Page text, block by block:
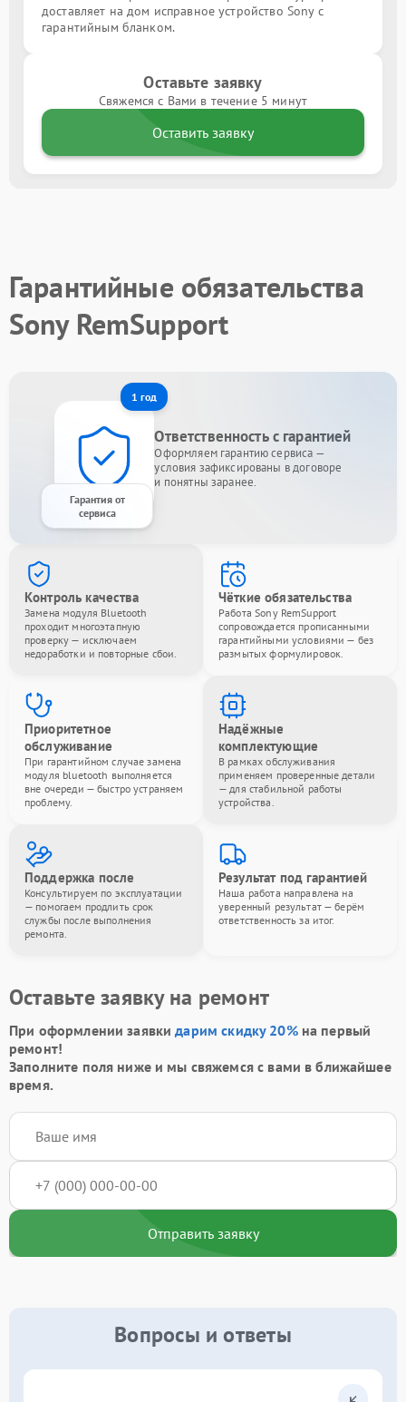
доставляет на дом исправное устройство Sony с
гарантийным бланком.
Оставьте заявку
Свяжемся с Вами в течение 5 минут
Оставить заявку
Гарантийные обязательства
Sony RemSupport
1 год
Гарантия от
сервиса
Ответственность с гарантией
Оформляем гарантию сервиса —
условия зафиксированы в договоре
и понятны заранее.
Контроль качества
Замена модуля Bluetooth
проходит многоэтапную
проверку — исключаем
недоработки и повторные сбои.
Чёткие обязательства
Работа Sony RemSupport
сопровождается прописанными
гарантийными условиями — без
размытых формулировок.
Приоритетное
обслуживание
При гарантийном случае замена
модуля bluetooth выполняется
вне очереди — быстро устраняем
проблему.
Надёжные
комплектующие
В рамках обслуживания
применяем проверенные детали
— для стабильной работы
устройства.
Поддержка после
Консультируем по эксплуатации
— помогаем продлить срок
службы после выполнения
ремонта.
Результат под гарантией
Наша работа направлена на
уверенный результат — берём
ответственность за итог.
Оставьте заявку на ремонт
При оформлении заявкидарим скидку 20%на первый
ремонт!
Заполните поля ниже и мы свяжемся с вами в ближайшее
время.
Отправить заявку
Вопросы и ответы